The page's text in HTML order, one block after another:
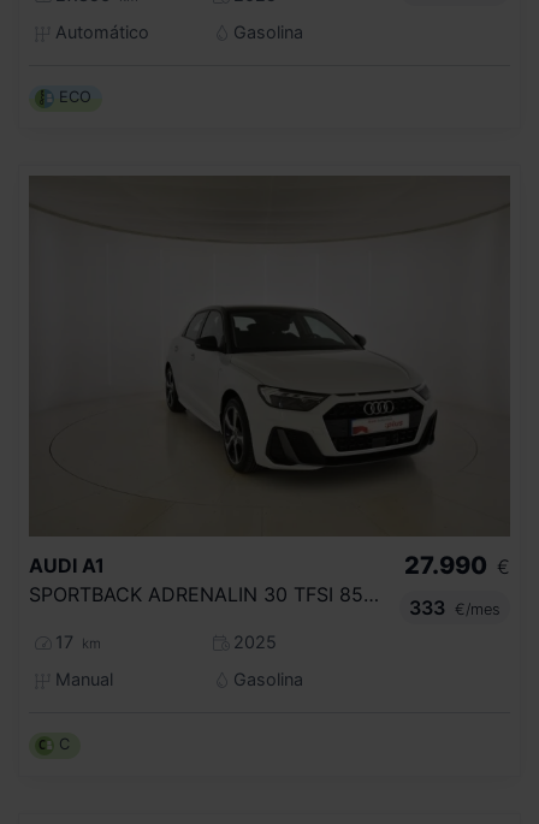
Automático
Gasolina
ECO
AUDI A1
SPORTBACK ADRENALIN 30 TFSI 85KW (116CV)
17 km
2025
Manual
Gasolina
27.990 €
333
€/mes
C